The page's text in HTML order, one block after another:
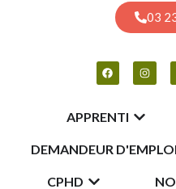
03
APPRENTI
DEMANDEUR D'EMPLOI
CPHD